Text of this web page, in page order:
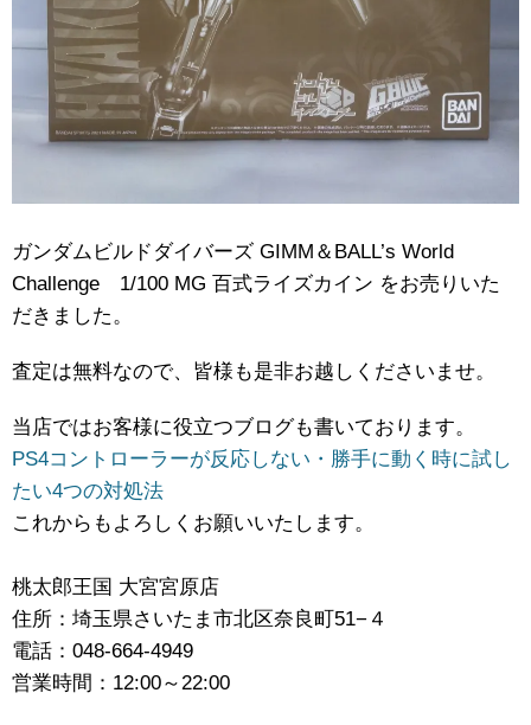
ガンダムビルドダイバーズ ​GIMM＆BALL’s ​World ​
Challenge 1/100 ​MG ​百式ライズカイン ​をお売りいた
だきました。
査定は無料なので、皆様も是非お越しくださいませ。
当店ではお客様に役立つブログも書いております。
PS4コントローラーが反応しない・勝手に動く時に試し
たい4つの対処法
これからもよろしくお願いいたします。
桃太郎王国 大宮宮原店
住所：埼玉県さいたま市北区奈良町51−４
電話：048-664-4949
営業時間：12:00～22:00